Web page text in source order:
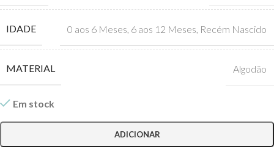
IDADE 0 aos 6 Meses 6 aos 12 Meses Recém Nascido
MATERIAL Algodão
Em stock
ADICIONAR